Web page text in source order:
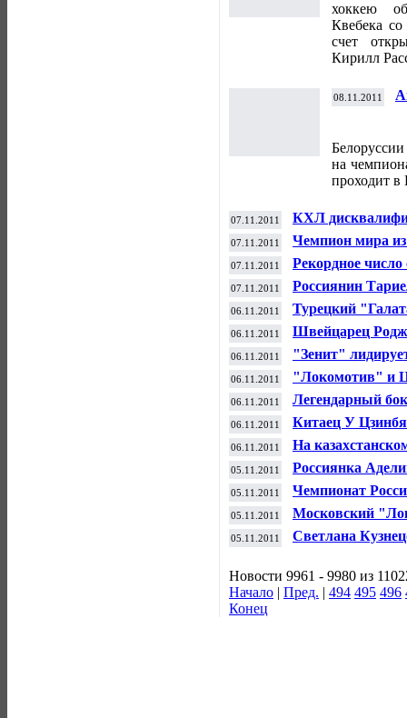
хоккею
Квебека
счет
Кирилл
08.11.2011
на
проходит
07.11.2011 КХЛ
07.11.2011 Чемпион мира
07.11.2011
Рекордное
Нью-йоркском
07.11.2011
Россиянин
абсолютного
06.11.2011
Турецкий
евро
06.11.2011
Швейцарец
победителем
06.11.2011
"Зенит"
по футболу
06.11.2011
"Локомотив" и
матче первого
06.11.2011
Легендарный
раком
06.11.2011
Китаец У
весе до 56 кг
06.11.2011
На
женском спринте
05.11.2011
Россиянка
китайском
05.11.2011
Чемпионат
"Томи"
05.11.2011
Московский
среди
05.11.2011
Светлана
Новости 9961 - 9980 из
Начало | Пред. | 494 495 496
Конец